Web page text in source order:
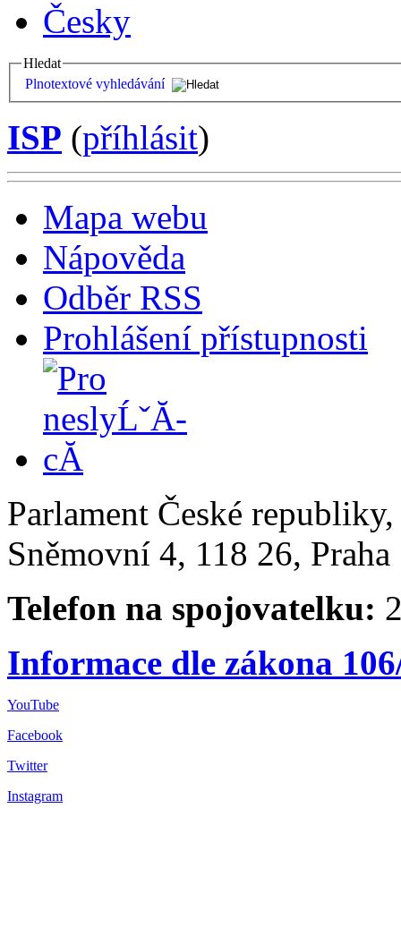
Česky
Hledat
Plnotextové vyhledávání
ISP (příhlásit)
Mapa webu
Nápověda
Odběr RSS
Prohlášení přístupnosti
Parlament České
Sněmovní 4, 118 26,
Telefon na spojovatelku:
Informace dle zákona
YouTube
Facebook
Twitter
Instagram